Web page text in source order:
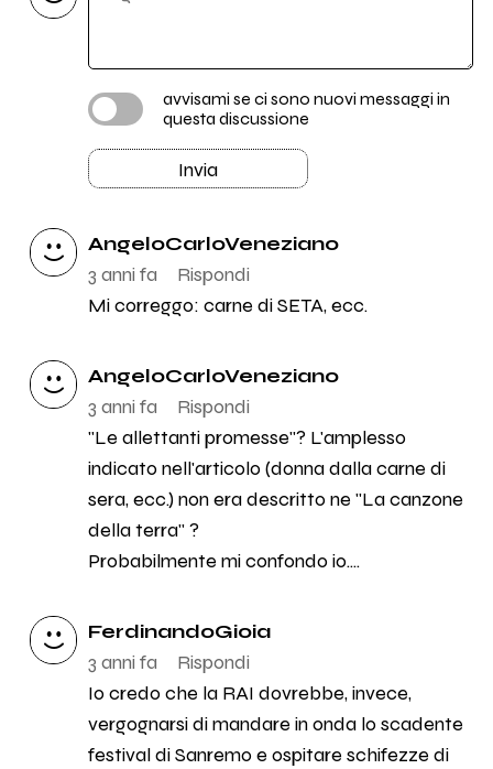
avvisami se ci sono nuovi messaggi in
questa discussione
Invia
AngeloCarloVeneziano
3 anni fa
Rispondi
Mi correggo: carne di SETA, ecc.
AngeloCarloVeneziano
3 anni fa
Rispondi
"Le allettanti promesse"? L'amplesso
indicato nell'articolo (donna dalla carne di
sera, ecc.) non era descritto ne "La canzone
della terra" ?
Probabilmente mi confondo io....
FerdinandoGioia
3 anni fa
Rispondi
Io credo che la RAI dovrebbe, invece,
vergognarsi di mandare in onda lo scadente
festival di Sanremo e ospitare schifezze di